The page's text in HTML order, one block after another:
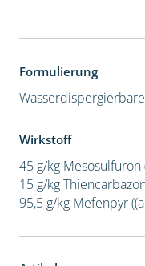
Formulierung
Wirkstoff
45 g/kg Mesosulfuron
15 g/kg
95,5 g/kg Mefenpyr